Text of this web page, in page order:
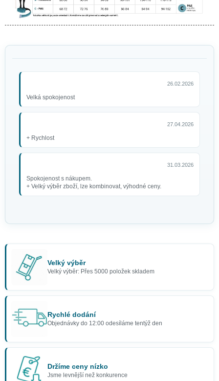
hvězdami
26.02.2026
Velká spokojenost
27.04.2026
+ Rychlost
31.03.2026
Spokojenost s nákupem.
+ Velký výběr zboží, lze kombinovat, výhodné ceny.
Velký výběr
Velký výběr: Přes 5000 položek skladem
Rychlé dodání
Objednávky do 12:00 odesíláme tentýž den
Držíme ceny nízko
Jsme levnější než konkurence